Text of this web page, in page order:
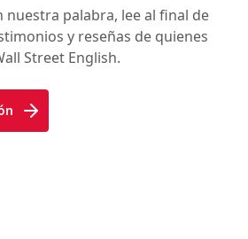
nuestra palabra, lee al final de
y reseñas de quienes
Street English.